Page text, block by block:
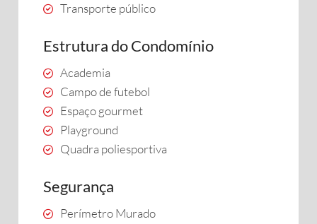
Transporte público
Estrutura do Condomínio
Academia
Campo de futebol
Espaço gourmet
Playground
Quadra poliesportiva
Segurança
Perímetro Murado